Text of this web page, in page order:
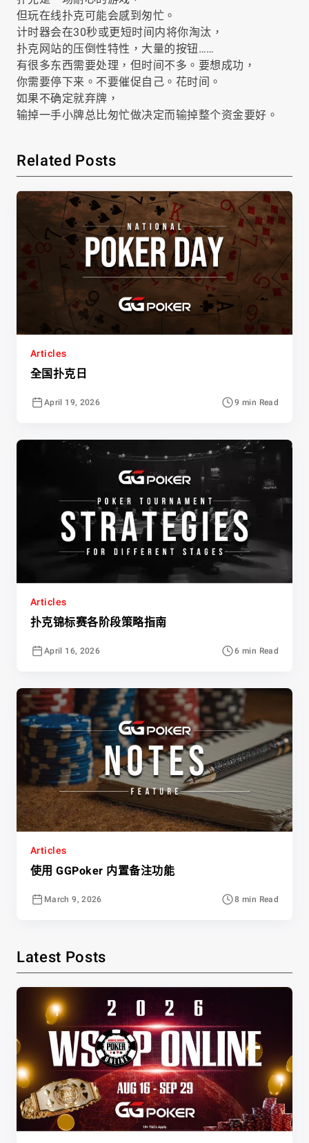
但玩在线扑克可能会感到匆忙。
计时器会在30秒或更短时间内将你淘汰，
扑克网站的压倒性特性，大量的按钮……
有很多东西需要处理，但时间不多。要想成功，
你需要停下来。不要催促自己。花时间。
如果不确定就弃牌，
输掉一手小牌总比匆忙做决定而输掉整个资金要好。
Related Posts
Articles
全国扑克日
April 19, 2026 9 min Read
Articles
扑克锦标赛各阶段策略指南
April 16, 2026 6 min Read
Articles
使用 GGPoker 内置备注功能
March 9, 2026 8 min Read
Latest Posts